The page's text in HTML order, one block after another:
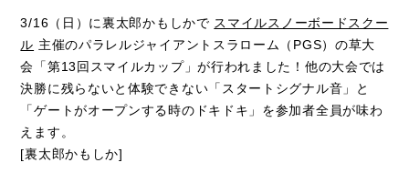
3/16（日）に裏太郎かもしかで スマイルスノーボードスクー
ル 主催のパラレルジャイアントスラローム（PGS）の草大
会「第13回スマイルカップ」が行われました！他の大会では
決勝に残らないと体験できない「スタートシグナル音」と
「ゲートがオープンする時のドキドキ」を参加者全員が味わ
えます。
[裏太郎かもしか]